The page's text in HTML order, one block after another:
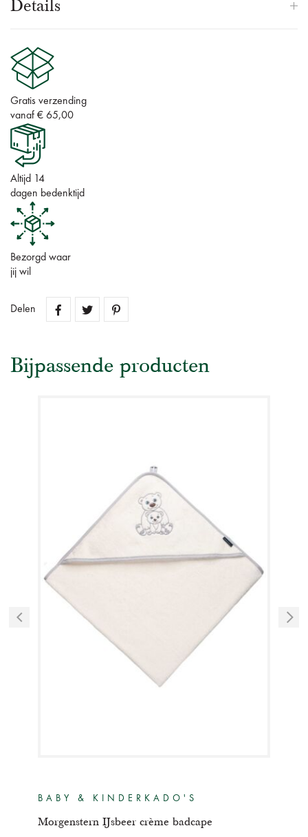
Details
Gratis verzending
vanaf € 65,00
Altijd 14
dagen bedenktijd
Bezorgd waar
jij wil
Delen
Bijpassende producten
BABY & KINDERKADO'S
Morgenstern IJsbeer crème badcape